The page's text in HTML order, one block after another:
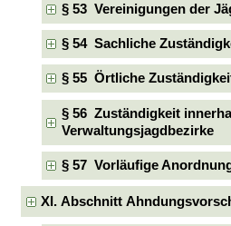
§ 53 Vereinigungen der
§ 54 Sachliche
§ 55 Örtliche
§ 56 Zuständigkeit
Verwaltungsjagdbezirke
§ 57 Vorläufige
XI. Abschnitt